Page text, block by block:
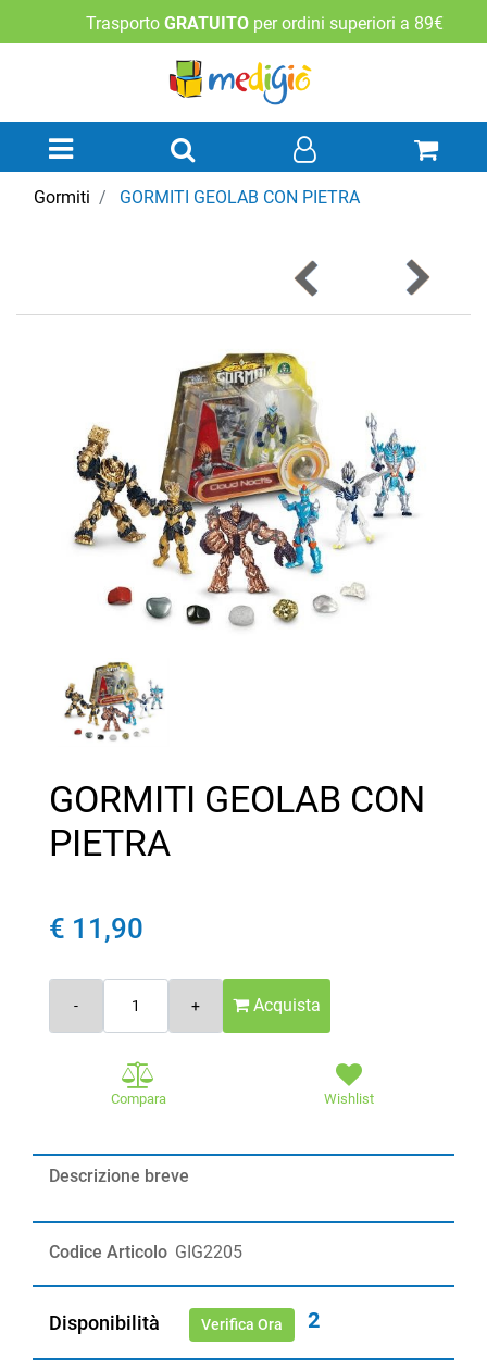
Trasporto GRATUITO per ordini superiori a 89€
Open menu
Gormiti GORMITI GEOLAB CON PIETRA
GORMITI GEOLAB CON
PIETRA
€ 11,90
Acquista
Compara Wishlist
Descrizione breve
Codice Articolo GIG2205
Disponibilità Verifica Ora 2